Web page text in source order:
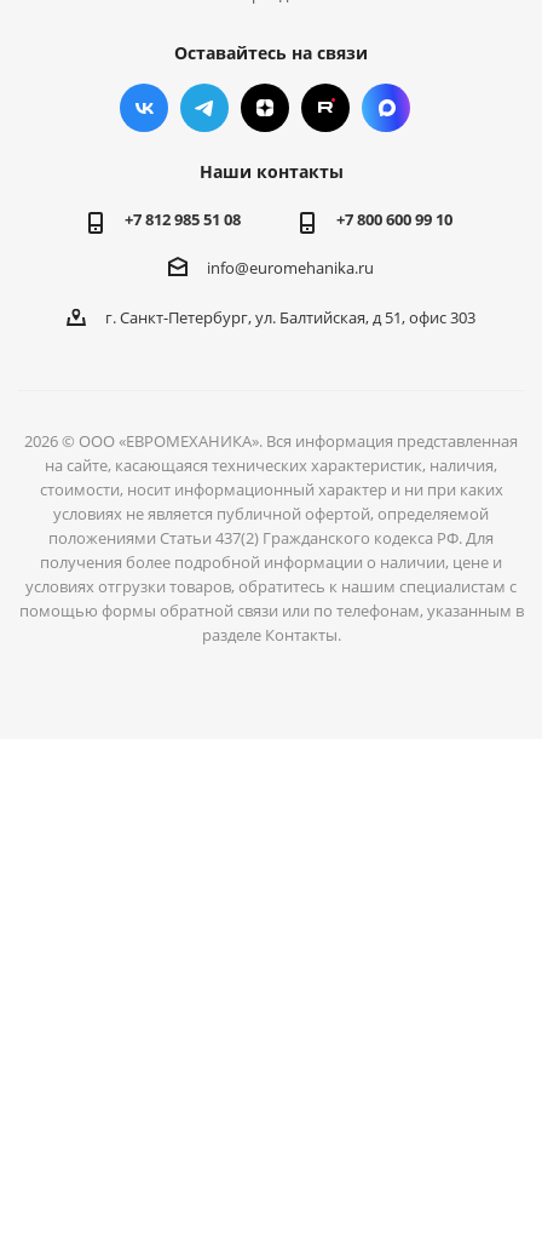
Оставайтесь на связи
Наши контакты
+7 812 985 51 08 +7 800 600 99 10
info@euromehanika.ru
г. Санкт-Петербург, ул. Балтийская, д 51, офис 303
2026 © ООО «ЕВРОМЕХАНИКА». Вся информация представленная
на сайте, касающаяся технических характеристик, наличия,
стоимости, носит информационный характер и ни при каких
условиях не является публичной офертой, определяемой
положениями Статьи 437(2) Гражданского кодекса РФ. Для
получения более подробной информации о наличии, цене и
условиях отгрузки товаров, обратитесь к нашим специалистам с
помощью формы обратной связи или по телефонам, указанным в
разделе Контакты.